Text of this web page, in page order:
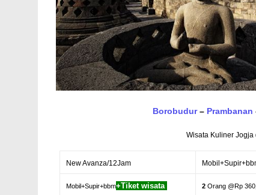
Borobudur– Prambanan
Wisata Kuliner
New Avanza/12Jam
Mobil+Supir+bbm+Tiket wisata 2 Orang @Rp